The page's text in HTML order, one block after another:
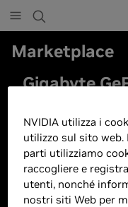
Marketplace
Gigabyte
– 16 GB
5.0, 2647
core, 3 x
GV-
NVIDIA utilizza i
utilizzo sul sito
parti utilizziamo
raccogliere e
utenti, nonché
nostri siti Web per